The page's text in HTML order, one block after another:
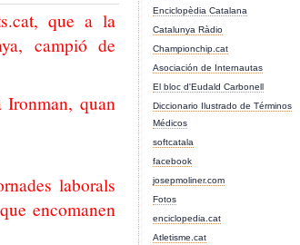
que a la
campió de
quan
laborals
encomanen
Enciclopèdia Catalana
Catalunya Ràdio
Championchip.cat
Asociación de Internautas
El bloc d'Eudald Carbonell
Diccionario Ilustrado de Términos
Médicos
softcatala
facebook
josepmoliner.com
Fotos
enciclopedia.cat
Atletisme.cat